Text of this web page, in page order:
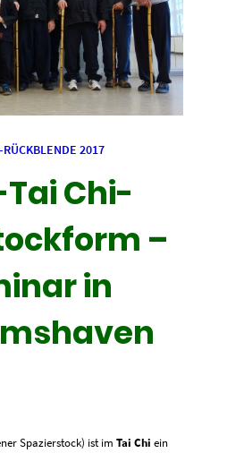
2017
Chi-
–
in
Spazierstock) ist imTai Chi ein